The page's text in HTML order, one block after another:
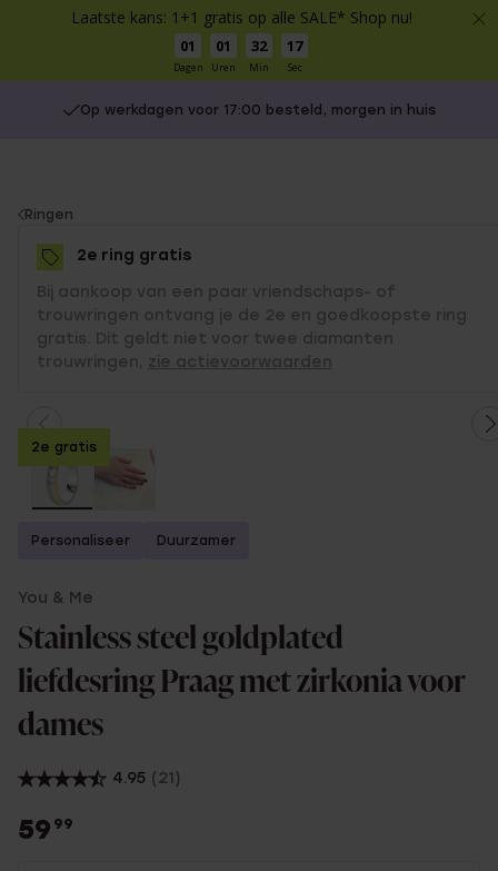
Laatste kans: 1+1 gratis op alle SALE* Shop nu!
01
Dagen
01
Uren
32
Min
16
Sec
Op werkdagen voor 17:00 besteld, morgen in huis
You
are
here:
Ringen
2e ring gratis
Bij aankoop van een paar vriendschaps- of
trouwringen ontvang je de 2e en goedkoopste ring
gratis. Dit geldt niet voor twee diamanten
trouwringen, zie actievoorwaarden
2e gratis
Personaliseer Duurzamer
You & Me
Stainless steel goldplated
liefdesring Praag met zirkonia voor
dames
4.95 (21)
59 99